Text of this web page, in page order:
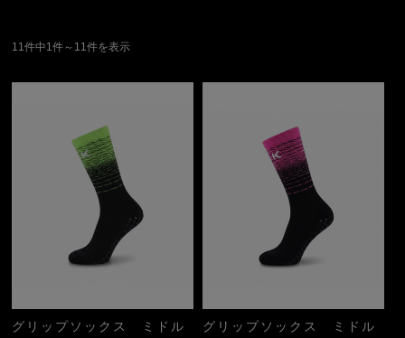
11件中1件～11件を表示
グリップソックス ミドル グリップソックス ミドル